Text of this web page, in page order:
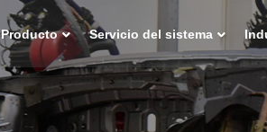
Producto Servicio del sistema